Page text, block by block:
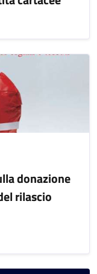
donazione
rilascio